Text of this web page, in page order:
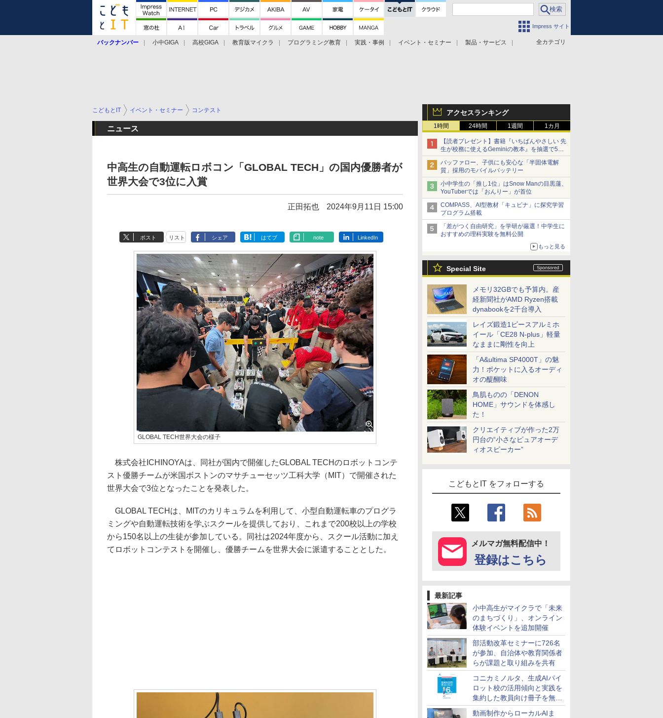
Impress サイト
全カテゴリ
バックナンバー 小中GIGA 高校GIGA 教育版マイクラ プログラミング教育 実践・事例 イベント・セミナー 製品・サービス
アクセスランキング
1時間 24時間 1週間 1カ月
【読者プレゼント】書籍『いちばんやさしい 先
生が校務に使えるGeminiの教本』を抽選で5名
様にプレゼント ――応募締切は2026年8月12
日（水）まで
バッファロー、子供にも安心な「半固体電解
質」採用のモバイルバッテリー
小中学生の「推し1位」はSnow Manの目黒蓮、
YouTuberでは「おんりー」が首位
COMPASS、AI型教材「キュビナ」に探究学習
プログラム搭載
「差がつく自由研究」を学研が厳選！中学生に
おすすめの理科実験を無料公開
もっと見る
Special Site
メモリ32GBでも予算内。産
経新聞社がAMD Ryzen搭載
dynabookを2千台導入
レイズ鍛造1ピースアルミホ
イール「CE28 N-plus」軽量
なままに剛性を向上
「A&ultima SP4000T」の魅
力！ポケットに入るオーディ
オの醍醐味
鳥肌ものの「DENON
HOME」サウンドを体感し
た！
クリエイティブが作った2万
円台の“小さなピュアオーデ
ィオスピーカー”
こどもとIT をフォローする
メルマガ無料配信中！
登録はこちら
最新記事
小中高生がマイクラで「未来
のまちづくり」、オンライン
体験イベントを追加開催
部活動改革セミナーに726名
が参加、自治体や教育関係者
らが課題と取り組みを共有
コニカミノルタ、生成AIパイ
ロット校の活用傾向と実践を
集約した教員向け冊子を無料
公開
動画制作からローカルAIま
こどもとIT イベント・セミナー コンテスト
ニュース
中高生の自動運転ロボコン「GLOBAL TECH」の国内優勝者が
世界大会で3位に入賞
正田拓也 2024年9月11日 15:00
ポスト リスト シェア はてブ note LinkedIn
GLOBAL TECH世界大会の様子
株式会社ICHINOYAは、同社が国内で開催したGLOBAL TECHのロボットコンテ
スト優勝チームが米国ボストンのマサチューセッツ工科大学（MIT）で開催された
世界大会で3位となったことを発表した。
GLOBAL TECHは、MITのカリキュラムを利用して、小型自動運転車のプログラ
ミングや自動運転技術を学ぶスクールを提供しており、これまで200校以上の学校
から150名以上の生徒が参加している。同社は2024年度から、スクール活動に加え
てロボットコンテストを開催し、優勝チームを世界大会に派遣することとした。